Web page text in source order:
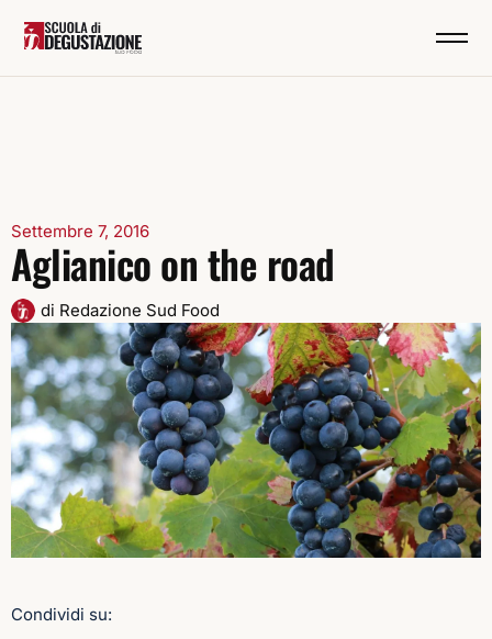
Settembre 7, 2016
Aglianico on the road
di Redazione Sud Food
Condividi su: